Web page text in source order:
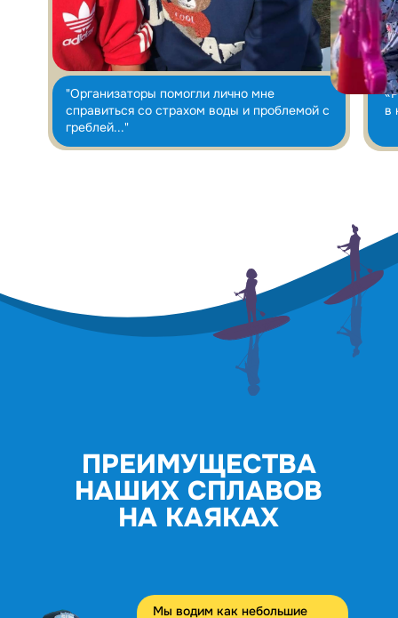
"Организаторы помогли лично мне
справиться со страхом воды и проблемой с
греблей..."
в
ПРЕИМУЩЕСТВА
НАШИХ СПЛАВОВ
НА КАЯКАХ
Мы водим как небольшие